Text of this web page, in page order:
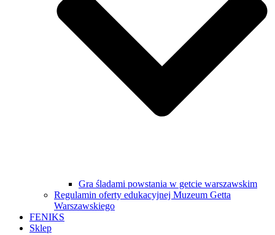
Gra śladami powstania w getcie warszawskim
Regulamin oferty edukacyjnej Muzeum Getta
Warszawskiego
FENIKS
Sklep